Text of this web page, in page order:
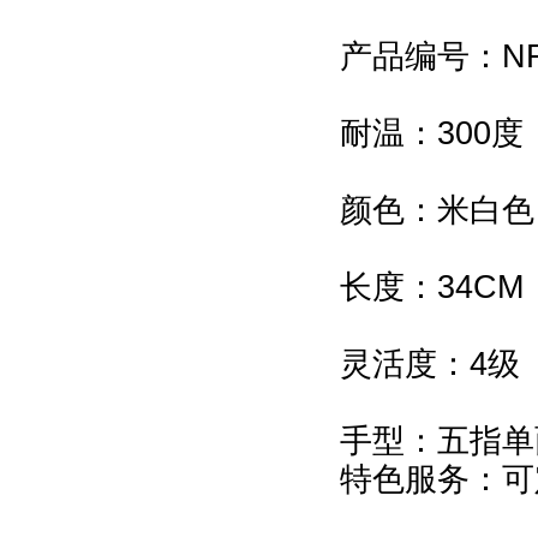
产品编号：
耐温：300度
颜色：米白色
长度：34CM
灵活度：4级
手型：五指
特色服务：